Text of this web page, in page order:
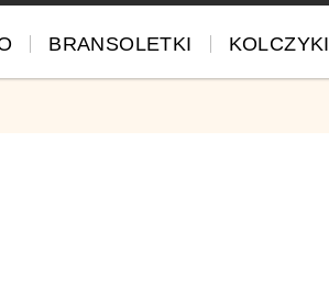
BRANSOLETKI KOLCZYKI